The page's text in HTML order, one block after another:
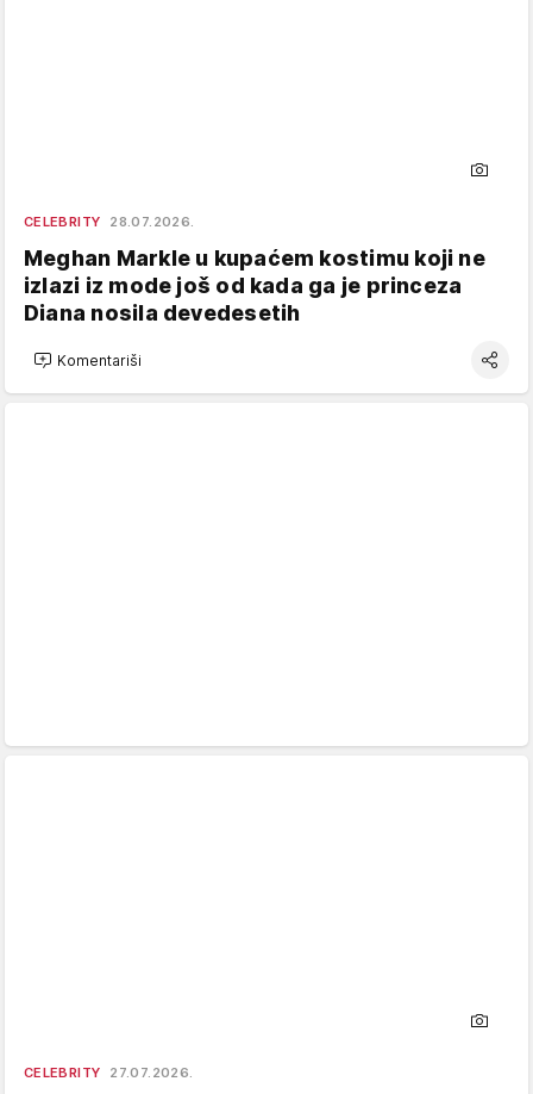
CELEBRITY 28.07.2026.
Meghan Markle u kupaćem kostimu koji ne
izlazi iz mode još od kada ga je princeza
Diana nosila devedesetih
Komentariši
CELEBRITY 27.07.2026.